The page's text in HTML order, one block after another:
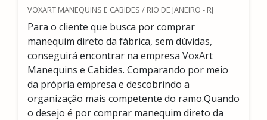
VOXART MANEQUINS E CABIDES / RIO DE JANEIRO - RJ
Para o cliente que busca por comprar
manequim direto da fábrica, sem dúvidas,
conseguirá encontrar na empresa VoxArt
Manequins e Cabides. Comparando por meio
da própria empresa e descobrindo a
organização mais competente do ramo.Quando
o desejo é por comprar manequim direto da